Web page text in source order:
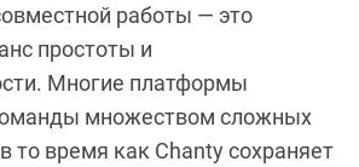
работы — это
простоты и
Многие платформы
множеством сложных
то время как Chanty сохраняет